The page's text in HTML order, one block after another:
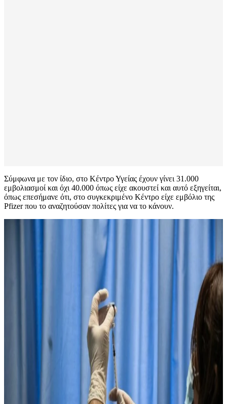
Σύμφωνα με τον ίδιο, στο Κέντρο Υγείας έχουν γίνει 31.000
εμβολιασμοί και όχι 40.000 όπως είχε ακουστεί και αυτό εξηγείται,
όπως επεσήμανε ότι, στο συγκεκριμένο Κέντρο είχε εμβόλιο της
Pfizer που το αναζητούσαν πολίτες για να το κάνουν.